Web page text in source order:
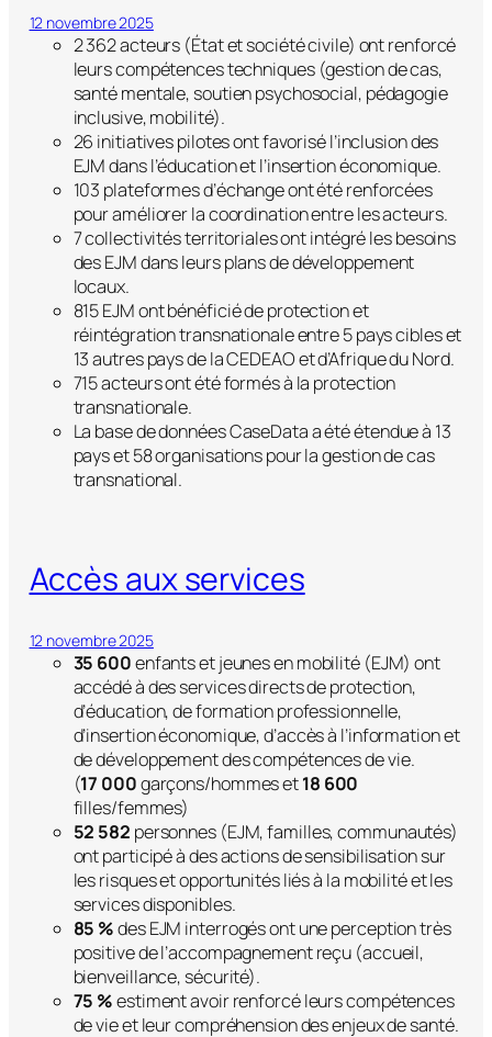
12 novembre 2025
2 362 acteurs (État et société civile) ont renforcé
leurs compétences techniques (gestion de cas,
santé mentale, soutien psychosocial, pédagogie
inclusive, mobilité).
26 initiatives pilotes ont favorisé l’inclusion des
EJM dans l’éducation et l’insertion économique.
103 plateformes d’échange ont été renforcées
pour améliorer la coordination entre les acteurs.
7 collectivités territoriales ont intégré les besoins
des EJM dans leurs plans de développement
locaux.
815 EJM ont bénéficié de protection et
réintégration transnationale entre 5 pays cibles et
13 autres pays de la CEDEAO et d’Afrique du Nord.
715 acteurs ont été formés à la protection
transnationale.
La base de données CaseData a été étendue à 13
pays et 58 organisations pour la gestion de cas
transnational.
Accès aux services
12 novembre 2025
35 600enfants et jeunes en mobilité (EJM) ont
accédé à des services directs de protection,
d’éducation, de formation professionnelle,
d’insertion économique, d’accès à l’information et
de développement des compétences de vie.
(17 000garçons/hommes et18 600
filles/femmes)
52 582 personnes (EJM, familles, communautés)
ont participé à des actions de sensibilisation sur
les risques et opportunités liés à la mobilité et les
services disponibles.
85 %des EJM interrogés ont une perception très
positive de l’accompagnement reçu (accueil,
bienveillance, sécurité).
75 %estiment avoir renforcé leurs compétences
de vie et leur compréhension des enjeux de santé.